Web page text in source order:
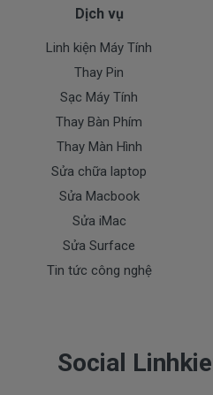
( Pin Zin này là pin
Bảo Hành Cho
Chế độ bảo hành cho Pin
* 1 đổi 1 trong thời gian
điều kiện như sau:
- Trong thời gian sài làm
hỏng nào (dung lượng
Dell độ chai quá 70%)
* Các trường hợp không
- Pin Dell bị rơi vỡ không
Dịch vụ
Linh kiện Máy Tính
Thay Pin
Sạc Máy Tính
Thay Bàn Phím
Thay Màn Hình
Sửa chữa laptop
Sửa Macbook
Sửa iMac
Sửa Surface
Tin tức công nghệ
Social